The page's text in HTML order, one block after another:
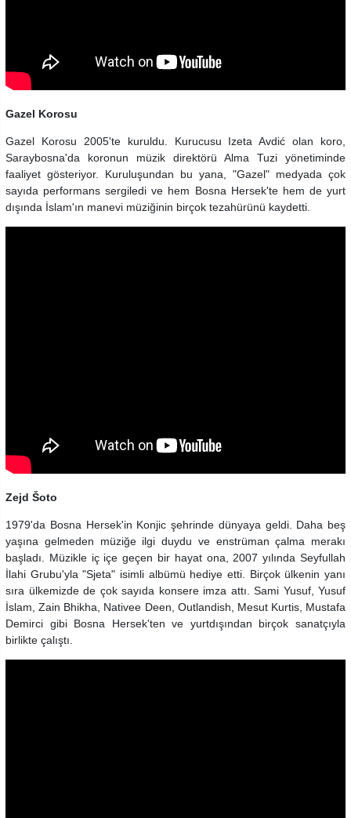
Gazel Korosu
Gazel Korosu 2005'te kuruldu. Kurucusu Izeta Avdić olan koro,
Saraybosna'da koronun müzik direktörü Alma Tuzi yönetiminde
faaliyet gösteriyor. Kuruluşundan bu yana, "Gazel" medyada çok
sayıda performans sergiledi ve hem Bosna Hersek'te hem de yurt
dışında İslam'ın manevi müziğinin birçok tezahürünü kaydetti.
Zejd Šoto
1979'da Bosna Hersek'in Konjic şehrinde dünyaya geldi. Daha beş
yaşına gelmeden müziğe ilgi duydu ve enstrüman çalma merakı
başladı. Müzikle iç içe geçen bir hayat ona, 2007 yılında Seyfullah
İlahi Grubu'yla "Sjeta" isimli albümü hediye etti. Birçok ülkenin yanı
sıra ülkemizde de çok sayıda konsere imza attı. Sami Yusuf, Yusuf
İslam, Zain Bhikha, Nativee Deen, Outlandish, Mesut Kurtis, Mustafa
Demirci gibi Bosna Hersek'ten ve yurtdışından birçok sanatçıyla
birlikte çalıştı.